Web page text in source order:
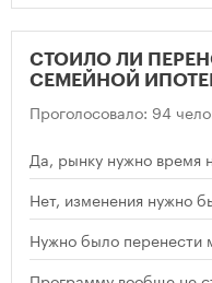
СТОИЛО ЛИ
СЕМЕЙНОЙ
Проголосовало: 94
Да, рынку нужно время
Нет, изменения нужно
Нужно было перенести